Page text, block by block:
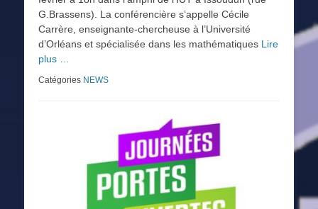
G.Brassens). La conférencière s’appelle Cécile
Carrère, enseignante-chercheuse à l’Université
d’Orléans et spécialisée dans les mathématiques Lire
plus …
Catégories NEWS